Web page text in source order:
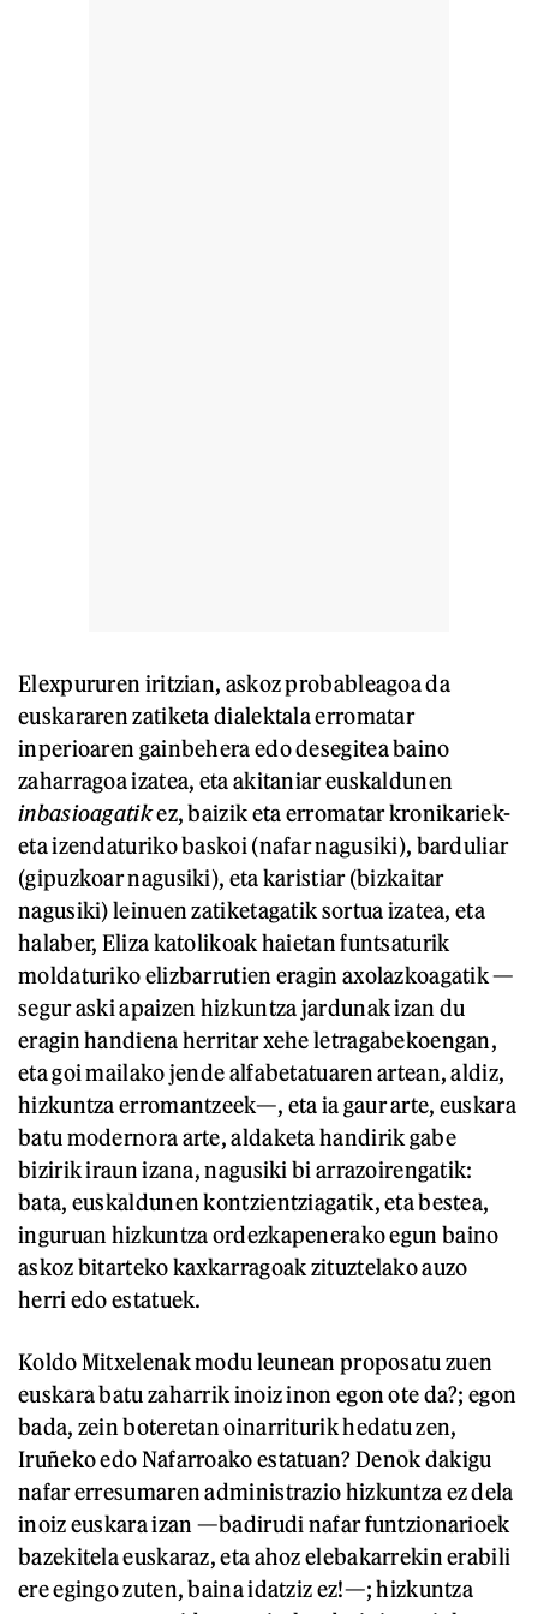
Elexpururen iritzian, askoz probableagoa da
euskararen zatiketa dialektala erromatar
inperioaren gainbehera edo desegitea baino
zaharragoa izatea, eta akitaniar euskaldunen
inbasioagatikez, baizik eta erromatar kronikariek-
eta izendaturiko baskoi (nafar nagusiki), barduliar
(gipuzkoar nagusiki), eta karistiar (bizkaitar
nagusiki) leinuen zatiketagatik sortua izatea, eta
halaber, Eliza katolikoak haietan funtsaturik
moldaturiko elizbarrutien eragin axolazkoagatik —
segur aski apaizen hizkuntza jardunak izan du
eragin handiena herritar xehe letragabekoengan,
eta goi mailako jende alfabetatuaren artean, aldiz,
hizkuntza erromantzeek—, eta ia gaur arte, euskara
batu modernora arte, aldaketa handirik gabe
bizirik iraun izana, nagusiki bi arrazoirengatik:
bata, euskaldunen kontzientziagatik, eta bestea,
inguruan hizkuntza ordezkapenerako egun baino
askoz bitarteko kaxkarragoak zituztelako auzo
herri edo estatuek.
Koldo Mitxelenak modu leunean proposatu zuen
euskara batu zaharrik inoiz inon egon ote da?; egon
bada, zein boteretan oinarriturik hedatu zen,
Iruñeko edo Nafarroako estatuan? Denok dakigu
nafar erresumaren administrazio hizkuntza ez dela
inoiz euskara izan —badirudi nafar funtzionarioek
bazekitela euskaraz, eta ahoz elebakarrekin erabili
ere egingo zuten, baina idatziz ez!—; hizkuntza